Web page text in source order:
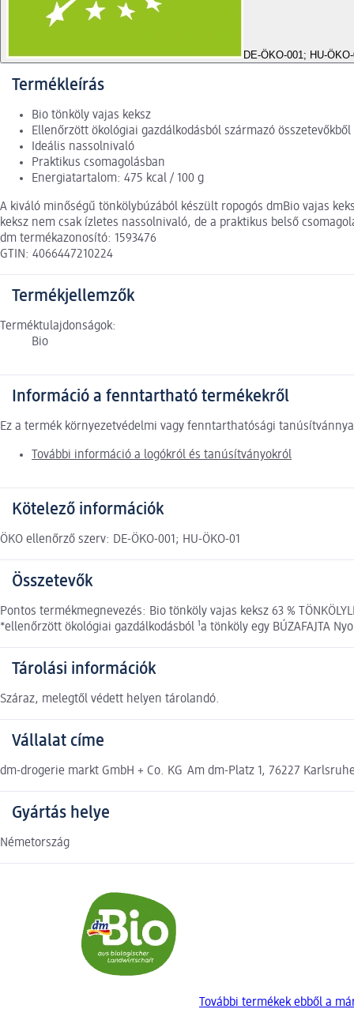
DE-ÖKO-001; HU-
Termékleírás
Bio tönköly vajas keksz
Ellenőrzött ökológiai gazdálkodásból származó összetevőkből
Ideális nassolnivaló
Praktikus csomagolásban
Energiatartalom: 475 kcal / 100 g
A kiváló minőségű tönkölybúzából készült ropogós dmBio vajas
keksz nem csak ízletes nassolnivaló, de a praktikus belső
dm termékazonosító: 1593476
GTIN: 4066447210224
Termékjellemzők
Terméktulajdonságok:
Bio
Információ a fenntartható termékekről
Ez a termék környezetvédelmi vagy fenntarthatósági
További információ a logókról és tanúsítványokról
Kötelező információk
ÖKO ellenőrző szerv: DE-ÖKO-001; HU-ÖKO-01
Összetevők
Pontos termékmegnevezés: Bio tönköly vajas keksz 63 %
*ellenőrzött ökológiai gazdálkodásból ¹a tönköly egy BÚZAFAJTA
Tárolási információk
Száraz, melegtől védett helyen tárolandó.
Vállalat címe
dm-drogerie markt GmbH + Co. KG Am dm-Platz 1, 76227
Gyártás helye
Németország
További termékek ebből a